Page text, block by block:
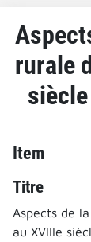
rurale
Item
Titre
Aspects de
au XVIIIe